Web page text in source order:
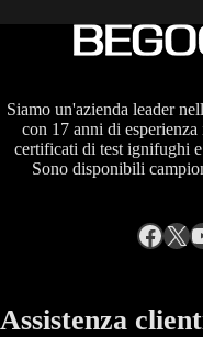
Siamo un'azienda leader
con 17 anni di
certificati di test ignifughi
Sono disponibili
X
Assistenza